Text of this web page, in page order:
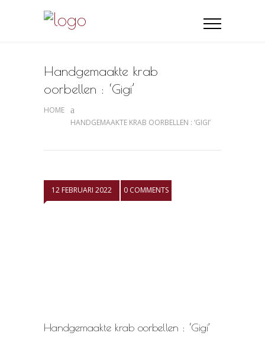
Handgemaakte krab
oorbellen : ‘Gigi’
HOME
HANDGEMAAKTE KRAB OORBELLEN : ‘GIGI’
12 FEBRUARI 2022 0 COMMENTS
Handgemaakte krab oorbellen : ‘Gigi’